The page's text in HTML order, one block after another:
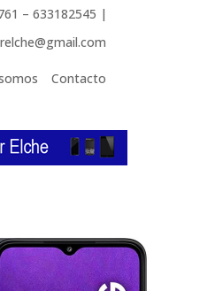
– 633182545 |
Contacto